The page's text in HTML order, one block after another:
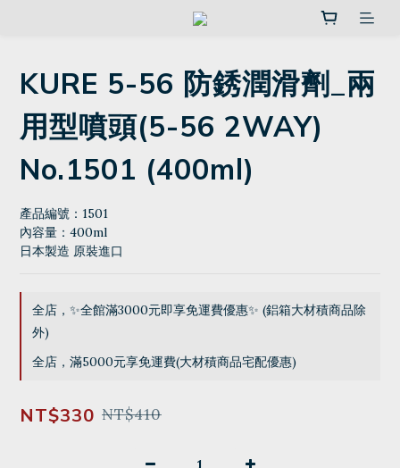
KURE 5-56 防銹潤滑劑_兩
用型噴頭(5-56 2WAY)
No.1501 (400ml)
產品編號：1501
內容量：400ml
日本製造 原裝進口
全店，✨全館滿3000元即享免運費優惠✨ (鋁箱大材積商品除
外)
全店，滿5000元享免運費(大材積商品宅配優惠)
NT$330 NT$410